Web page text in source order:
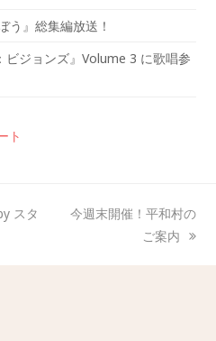
う』総集編放送！
ジョンズ』Volume 3 に歌唱参
ト
スタ
今週末開催！平和村の
ご案内